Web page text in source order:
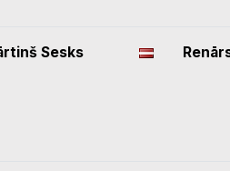
Sesks